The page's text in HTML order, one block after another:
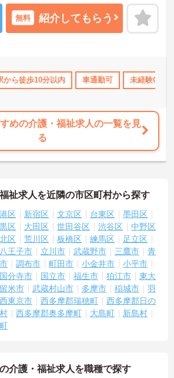
ださい。
無料 紹介してもらう
から徒歩10分以内 車通勤可 未経験OK
めの介護・福祉求人の一覧を見
る
祉求人を近隣の市区町村から探す
港区 新宿区 文京区 台東区
墨田区
区 大田区 世田谷区 渋谷区
中野区
北区 荒川区 板橋区 練馬区
足立区
八王子市 立川市 武蔵野市 三鷹市
青
調布市 町田市 小金井市
小平市
国分寺市 国立市 福生市 狛江市
東大
米市 武蔵村山市 多摩市 稲城市
羽
西東京市 西多摩郡瑞穂町
西多摩郡日の
西多摩郡奥多摩町 大島町
新島村
介護・福祉求人を職種で探す